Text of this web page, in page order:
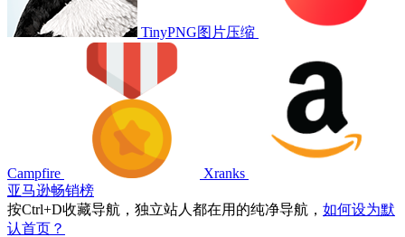
TinyPNG图片压缩
Campfire
Xranks
亚马逊畅销榜
按Ctrl+D收藏导航，独立站人都在用的纯净导航， 如何设为默
认首页？